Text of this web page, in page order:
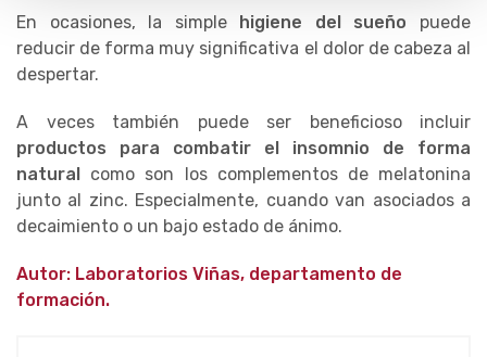
En ocasiones, la simple higiene del sueño puede
reducir de forma muy significativa el dolor de cabeza al
despertar.
A veces también puede ser beneficioso incluir
productos para combatir el insomnio de forma
natural como son los complementos de melatonina
junto al zinc. Especialmente, cuando van asociados a
decaimiento o un bajo estado de ánimo.
Autor: Laboratorios Viñas, departamento de
formación.